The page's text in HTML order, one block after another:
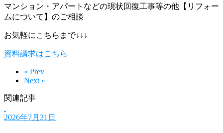
マンション・アパートなどの現状回復工事等の他【リフォー
ムについて】のご相談
お気軽にこちらまで↓↓↓
資料請求はこちら
« Prev
Next »
関連記事
2026年7月31日